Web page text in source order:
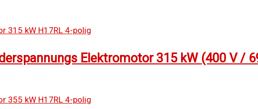
Elektromotor 315 kW (400 V /